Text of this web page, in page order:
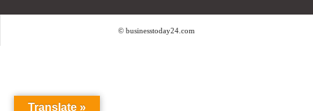
© businesstoday24.com
Translate »